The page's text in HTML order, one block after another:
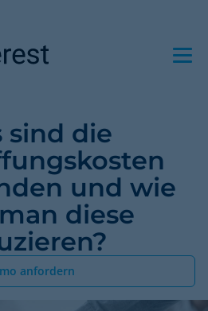
sind die
und wie
diese
anfordern